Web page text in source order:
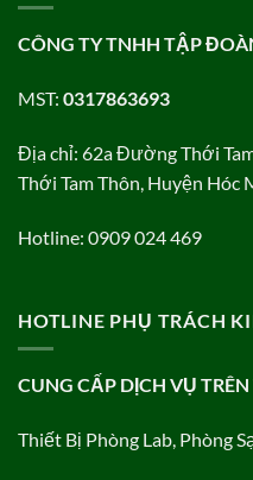
CÔNG TY TNHH TẬP
MST: 0317863693
Địa chỉ: 62a Đường Thới
Thới Tam Thôn, Huyện Hóc
Hotline: 0909 024 469
HOTLINE PHỤ TRÁCH
CUNG CẤP DỊCH VỤ
Thiết Bị Phòng Lab, Phòng